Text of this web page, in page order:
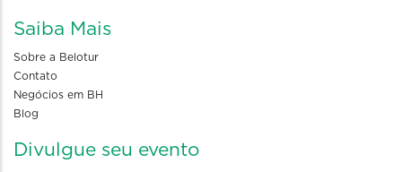
Saiba Mais
Sobre a Belotur
Contato
Negócios em BH
Blog
Divulgue seu evento